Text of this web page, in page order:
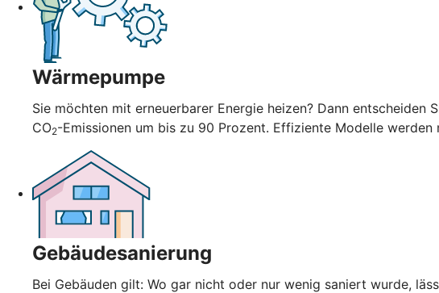
Wärmepumpe
Sie möchten mit erneuerbarer Energie heizen? Dann
CO2-Emissionen um bis zu 90 Prozent. Effiziente Modelle
Gebäudesanierung
Bei Gebäuden gilt: Wo gar nicht oder nur wenig saniert wurde,